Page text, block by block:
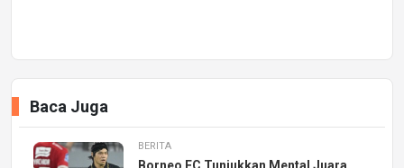
Baca Juga
BERITA